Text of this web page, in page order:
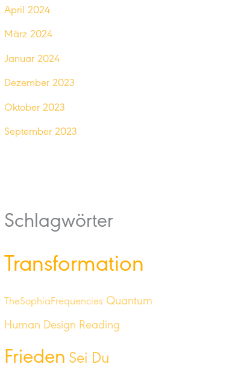
April 2024
März 2024
Januar 2024
Dezember 2023
Oktober 2023
September 2023
Schlagwörter
Transformation
TheSophiaFrequencies Quantum
Human Design Reading
Frieden Sei Du